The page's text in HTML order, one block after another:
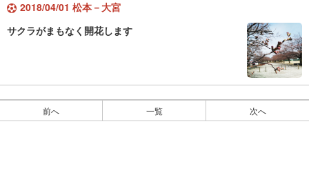
2018/04/01 松本－大宮
サクラがまもなく開花します
前へ 一覧 次へ